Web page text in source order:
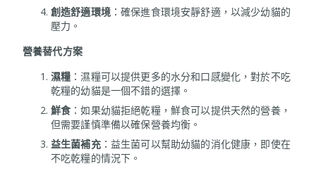
創造舒適環境：確保進食環境安靜舒適，以減少幼貓的
壓力。
營養替代方案
濕糧 ：濕糧可以提供更多的水分和口感變化，對於不吃
乾糧的幼貓是一個不錯的選擇。
鮮食 ：如果幼貓拒絕乾糧，鮮食可以提供天然的營養，
但需要謹慎準備以確保營養均衡。
益生菌補充：益生菌可以幫助幼貓的消化健康，即使在
不吃乾糧的情況下。